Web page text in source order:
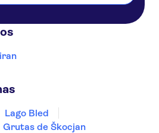
Lago Bled
Grutas de Škocjan